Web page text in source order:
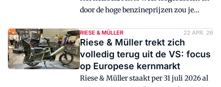
koning Willem-Alexander.
door de hoge benzineprijzen zou je
laten staan en op zoek gaan naar
alternatieven. Voor de fietsbranche
liggen daar kansen, maar zo
vanzelfsprekend is dat niet.
RIESE & MÜLLER 22 APR. 26
Riese & Müller trekt zich
volledig terug uit de VS: focus
op Europese kernmarkt
Riese & Müller staakt per 31 juli 2026 al